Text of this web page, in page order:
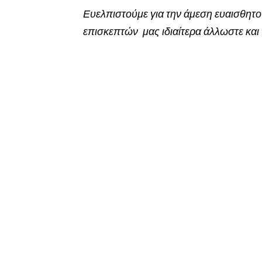
Ευελπιστούμε για την άμεση
επισκεπτών μας ιδιαίτερα άλλωστε